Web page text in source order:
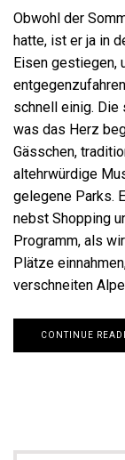
Obwohl der
hatte, ist er ja in
Eisen gestiegen,
schnell einig. Die
was das Herz
Gässchen,
altehrwürdige
gelegene Parks.
nebst Shopping
Programm, als
Plätze
verschneiten
CONTINUE